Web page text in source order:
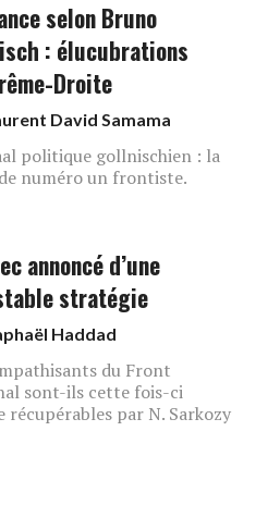
selon Bruno
: élucubrations
Droite
David Samama
politique gollnischien : la
numéro un frontiste.
annoncé d’une
stratégie
Haddad
du Front
sont-ils cette fois-ci
récupérables par N. Sarkozy